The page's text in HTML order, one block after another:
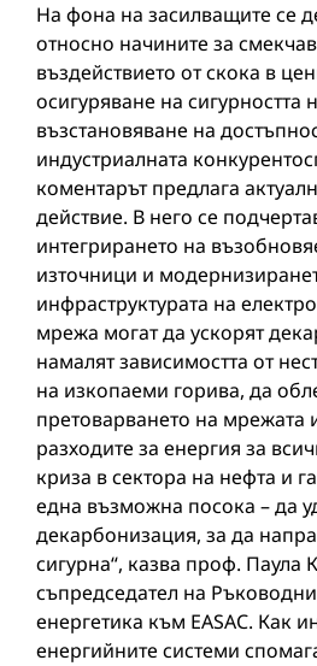
На фона на засилващите се
относно начините за
въздействието от скока в
осигуряване на сигурността
възстановяване на
индустриалната
коментарът предлага
действие. В него се
интегрирането на
източници и
инфраструктурата на
мрежа могат да ускорят
намалят зависимостта от
на изкопаеми горива, да
претоварването на мрежата
разходите за енергия за
криза в сектора на нефта и
една възможна посока – да
декарбонизация, за да
сигурна“, казва проф. Паула
съпредседател на
енергетика към EASAC. Как
енергийните системи